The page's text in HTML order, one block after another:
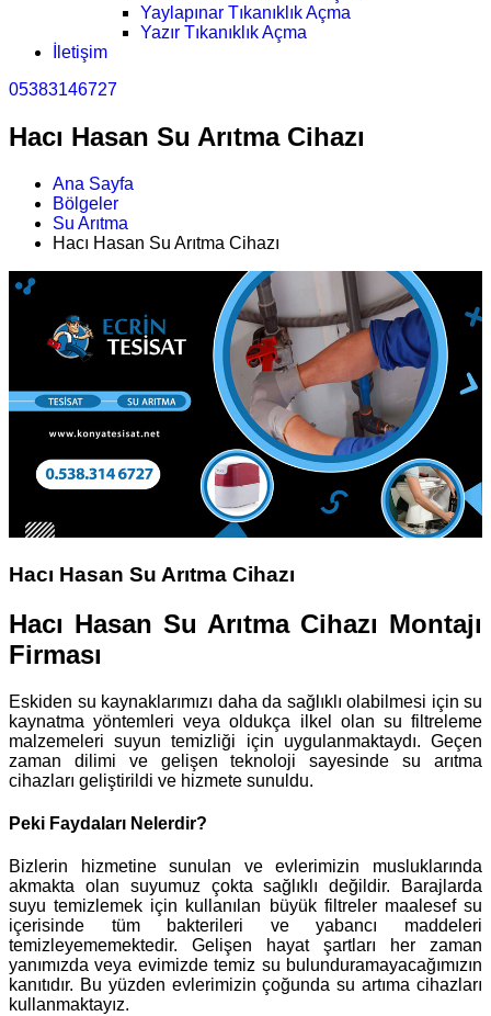
Yaylapınar Tıkanıklık Açma
Yazır Tıkanıklık Açma
İletişim
05383146727
Hacı Hasan Su Arıtma Cihazı
Ana Sayfa
Bölgeler
Su Arıtma
Hacı Hasan Su Arıtma Cihazı
Hacı Hasan Su Arıtma Cihazı
Hacı Hasan Su Arıtma Cihazı Montajı
Firması
Eskiden su kaynaklarımızı daha da sağlıklı olabilmesi için su
kaynatma yöntemleri veya oldukça ilkel olan su filtreleme
malzemeleri suyun temizliği için uygulanmaktaydı. Geçen
zaman dilimi ve gelişen teknoloji sayesinde su arıtma
cihazları geliştirildi ve hizmete sunuldu.
Peki Faydaları Nelerdir?
Bizlerin hizmetine sunulan ve evlerimizin musluklarında
akmakta olan suyumuz çokta sağlıklı değildir. Barajlarda
suyu temizlemek için kullanılan büyük filtreler maalesef su
içerisinde tüm bakterileri ve yabancı maddeleri
temizleyememektedir. Gelişen hayat şartları her zaman
yanımızda veya evimizde temiz su bulunduramayacağımızın
kanıtıdır. Bu yüzden evlerimizin çoğunda su artıma cihazları
kullanmaktayız.